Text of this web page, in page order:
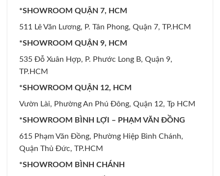
*SHOWROOM QUẬN 7, HCM
511 Lê Văn Lương, P. Tân Phong, Quận 7, TP.HCM
*SHOWROOM QUẬN 9, HCM
535 Đỗ Xuân Hợp, P. Phước Long B, Quận 9,
TP.HCM
*SHOWROOM QUẬN 12, HCM
Vườn Lài, Phường An Phú Đông, Quận 12, Tp HCM
*SHOWROOM BÌNH LỢI – PHẠM VĂN ĐỒNG
615 Phạm Văn Đồng, Phường Hiệp Bình Chánh,
Quận Thủ Đức, TP.HCM
*SHOWROOM BÌNH CHÁNH